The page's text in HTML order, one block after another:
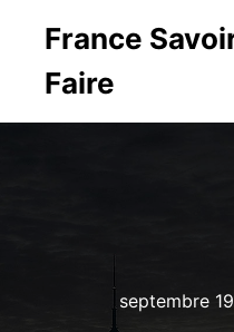
France
Faire
septembre